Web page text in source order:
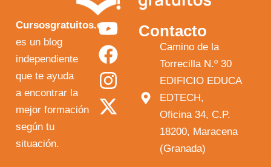
Cursosgratuitos.es
es un blog
independiente
que te ayuda
a encontrar la
mejor formación
según tu
situación.
Y
o
u
t
u
F
a
c
e
b
I
n
s
t
a
X
-
t
w
i
Contacto
Camino de la
Torrecilla N.º 30
EDIFICIO EDUCA
EDTECH,
Oficina 34, C.P.
18200, Maracena
(Granada)